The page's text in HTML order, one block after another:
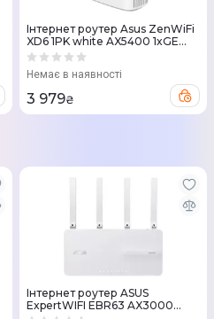
Iнтернет роутер Asus ZenWiFi
XD6 1PK white AX5400 1xGE
LAN 3x1GE WAN WPA3 OFDMA
Немає в наявності
3 979₴
Iнтернет роутер ASUS
ExpertWIFI EBR63 AX3000